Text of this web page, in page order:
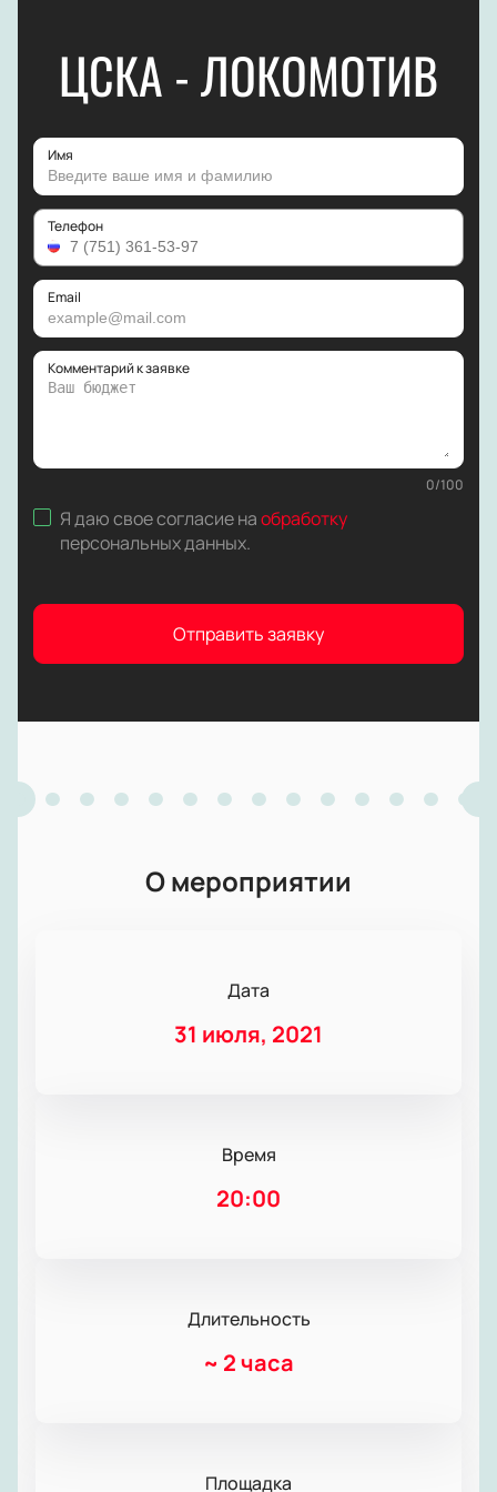
ЦСКА - ЛОКОМОТИВ
Имя
Телефон
Email
Комментарий к заявке
0/100
Я даю свое согласие наобработку
персональных данных.
Отправить заявку
О мероприятии
Дата
31 июля, 2021
Время
20:00
Длительность
~ 2 часа
Площадка